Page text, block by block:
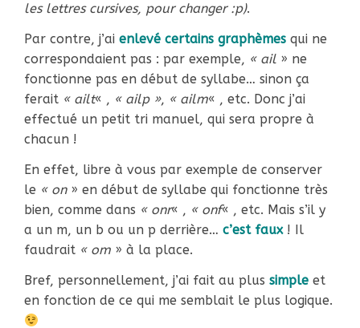
les lettres cursives, pour changer :p).
Par contre, j’ai enlevé certains graphèmes qui ne
correspondaient pas : par exemple, « ail » ne
fonctionne pas en début de syllabe… sinon ça
ferait « ailt« , « ailp », « ailm« , etc. Donc j’ai
effectué un petit tri manuel, qui sera propre à
chacun !
En effet, libre à vous par exemple de conserver
le « on» en début de syllabe qui fonctionne très
bien, comme dans « onr« , « onf« , etc. Mais s’il y
a un m, un b ou un p derrière… c’est faux ! Il
faudrait « om » à la place.
Bref, personnellement, j’ai fait au plus simple et
en fonction de ce qui me semblait le plus logique.